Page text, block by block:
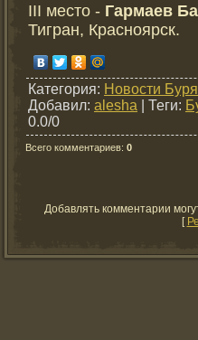
III место - Гармаев
Тигран, Красноярск.
Категория: Новости
Добавил: alesha Теги:
0.0/0
Всего комментариев: 0
Добавлять комментарии
[